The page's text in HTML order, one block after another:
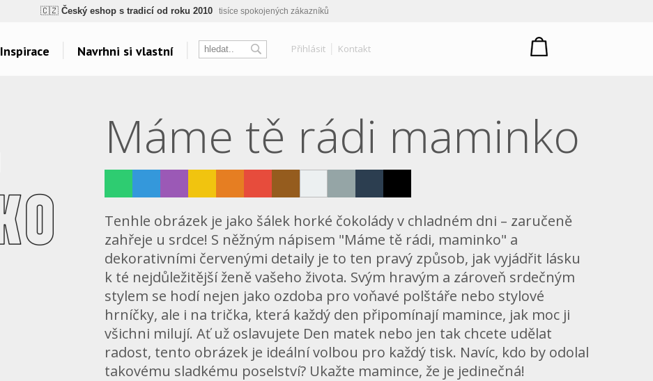
🇨🇿 Český eshop s tradicí od roku 2010 tisíce spokojených zákazníků
💡Inovativní výroba vlastní vývoj, nejnovější technologie
Kvalita pod kontrolou jsme přímý výrobce, žádný zprostředkovatel
Český eshop s tradicí od roku 2010 tisíce spokojených zákazníků
Inspirace Navrhni si vlastní Přihlásit Kontakt
Všechna témata..
Belabel na Facebooku
Galerie
Máme tě rádi maminko
Tenhle obrázek je jako šálek horké čokolády v chladném dni – zaručeně
zahřeje u srdce! S něžným nápisem "Máme tě rádi, maminko" a
dekorativními červenými detaily je to ten pravý způsob, jak vyjádřit lásku
k té nejdůležitější ženě vašeho života. Svým hravým a zároveň srdečným
stylem se hodí nejen jako ozdoba pro voňavé polštáře nebo stylové
hrníčky, ale i na trička, která každý den připomínají mamince, jak moc ji
všichni milují. Ať už oslavujete Den matek nebo jen tak chcete udělat
radost, tento obrázek je ideální volbou pro každý tisk. Navíc, kdo by odolal
takovému sladkému poselství? Ukažte mamince, že je jedinečná!